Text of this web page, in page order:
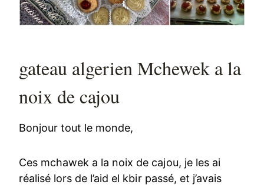
gateau algerien Mchewek a la
noix de cajou
Bonjour tout le monde,
Ces mchawek a la noix de cajou, je les ai
réalisé lors de l’aid el kbir passé, et j’avais